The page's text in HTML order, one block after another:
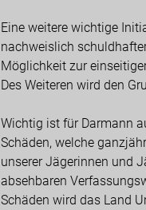
Eine weitere wichtige
nachweislich
Möglichkeit zur
Des Weiteren wird den
Wichtig ist für Darmann
Schäden, welche
unserer Jägerinnen und
absehbaren
Schäden wird das Land